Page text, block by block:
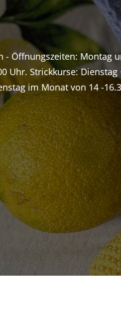
Öffnungszeiten: Montag
Uhr. Strickkurse:
im Monat von 14 -